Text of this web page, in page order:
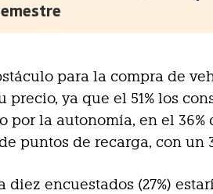
para la compra de
ya que el 51% los
por la autonomía, en el 36%
puntos de recarga, con un
diez encuestados (27%)